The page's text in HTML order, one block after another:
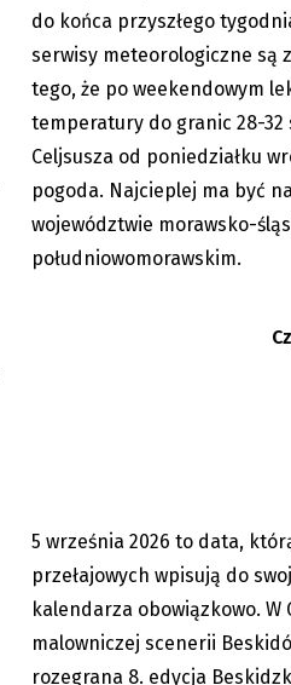
do końca przyszłego
serwisy meteorologiczne są
tego, że po weekendowym
temperatury do granic 28-32
Celjsusza od poniedziałku
pogoda. Najcieplej ma być
województwie morawsko-
południowomorawskim.
Beskidzki Dogmaraton
5 września 2026 to data,
przełajowych wpisują do
kalendarza obowiązkowo. W
malowniczej scenerii
rozegrana 8. edycja